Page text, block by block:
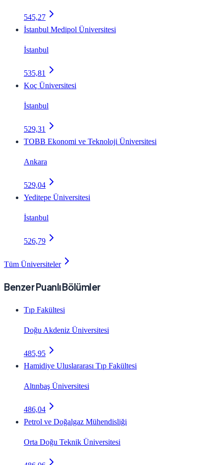
545,27
İstanbul Medipol Üniversitesi
İstanbul
535,81
Koç Üniversitesi
İstanbul
529,31
TOBB Ekonomi ve Teknoloji Üniversitesi
Ankara
529,04
Yeditepe Üniversitesi
İstanbul
526,79
Tüm Üniversiteler
Benzer Puanlı Bölümler
Tıp Fakültesi
Doğu Akdeniz Üniversitesi
485,95
Hamidiye Uluslararası Tıp Fakültesi
Altınbaş Üniversitesi
486,04
Petrol ve Doğalgaz Mühendisliği
Orta Doğu Teknik Üniversitesi